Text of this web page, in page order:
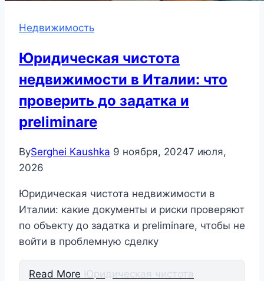
Недвижимость
Юридическая чистота
недвижимости в Италии: что
проверить до задатка и
preliminare
BySerghei Kaushka 9 ноября, 20247 июля,
2026
Юридическая чистота недвижимости в
Италии: какие документы и риски проверяют
по объекту до задатка и preliminare, чтобы не
войти в проблемную сделку
Read More Юридическая чистота